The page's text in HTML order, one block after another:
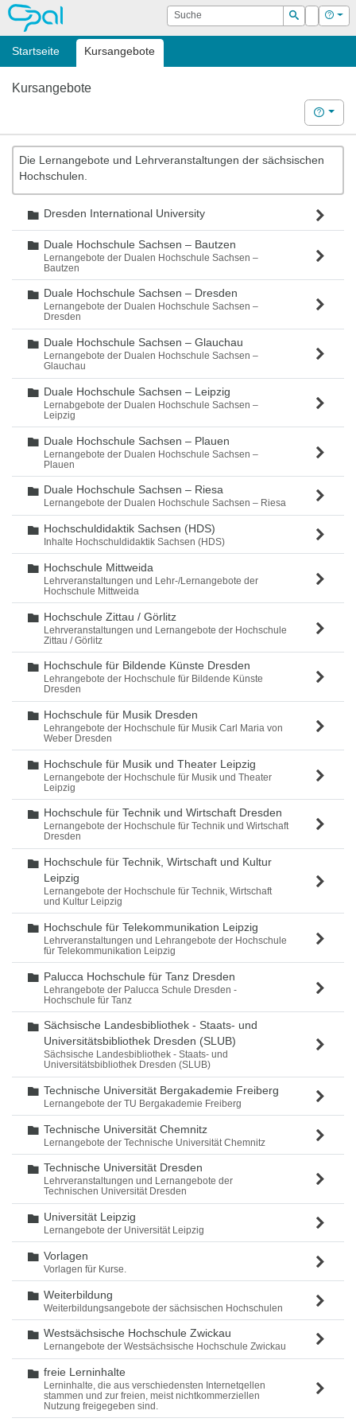
OPAL Suche
Suchen
Login Hilfe
Startseite Kursangebote
Kursangebote
Hilfe
Die Lernangebote und Lehrveranstaltungen der sächsischen
Hochschulen.
Ordner
Dresden International University
Ordner
Duale Hochschule Sachsen – Bautzen
Lernangebote der Dualen Hochschule Sachsen –
Bautzen
Ordner
Duale Hochschule Sachsen – Dresden
Lernangebote der Dualen Hochschule Sachsen –
Dresden
Ordner
Duale Hochschule Sachsen – Glauchau
Lernangebote der Dualen Hochschule Sachsen –
Glauchau
Ordner
Duale Hochschule Sachsen – Leipzig
Lernabgebote der Dualen Hochschule Sachsen –
Leipzig
Ordner
Duale Hochschule Sachsen – Plauen
Lernangebote der Dualen Hochschule Sachsen –
Plauen
Ordner
Duale Hochschule Sachsen – Riesa
Lernangebote der Dualen Hochschule Sachsen – Riesa
Ordner
Hochschuldidaktik Sachsen (HDS)
Inhalte Hochschuldidaktik Sachsen (HDS)
Ordner
Hochschule Mittweida
Lehrveranstaltungen und Lehr-/Lernangebote der
Hochschule Mittweida
Ordner
Hochschule Zittau / Görlitz
Lehrveranstaltungen und Lernangebote der Hochschule
Zittau / Görlitz
Ordner
Hochschule für Bildende Künste Dresden
Lehrangebote der Hochschule für Bildende Künste
Dresden
Ordner
Hochschule für Musik Dresden
Lehrangebote der Hochschule für Musik Carl Maria von
Weber Dresden
Ordner
Hochschule für Musik und Theater Leipzig
Lernangebote der Hochschule für Musik und Theater
Leipzig
Ordner
Hochschule für Technik und Wirtschaft Dresden
Lernangebote der Hochschule für Technik und Wirtschaft
Dresden
Ordner
Hochschule für Technik, Wirtschaft und Kultur
Leipzig
Lernangebote der Hochschule für Technik, Wirtschaft
und Kultur Leipzig
Ordner
Hochschule für Telekommunikation Leipzig
Lehrveranstaltungen und Lehrangebote der Hochschule
für Telekommunikation Leipzig
Ordner
Palucca Hochschule für Tanz Dresden
Lehrangebote der Palucca Schule Dresden -
Hochschule für Tanz
Ordner
Sächsische Landesbibliothek - Staats- und
Universitätsbibliothek Dresden (SLUB)
Sächsische Landesbibliothek - Staats- und
Universitätsbibliothek Dresden (SLUB)
Ordner
Technische Universität Bergakademie Freiberg
Lernangebote der TU Bergakademie Freiberg
Ordner
Technische Universität Chemnitz
Lernangebote der Technische Universität Chemnitz
Ordner
Technische Universität Dresden
Lehrveranstaltungen und Lernangebote der
Technischen Universität Dresden
Ordner
Universität Leipzig
Lernangebote der Universität Leipzig
Ordner
Vorlagen
Vorlagen für Kurse.
Ordner
Weiterbildung
Weiterbildungsangebote der sächsischen Hochschulen
Ordner
Westsächsische Hochschule Zwickau
Lernangebote der Westsächsische Hochschule Zwickau
Ordner
freie Lerninhalte
Lerninhalte, die aus verschiedensten Internetqellen
stammen und zur freien, meist nichtkommerziellen
Nutzung freigegeben sind.